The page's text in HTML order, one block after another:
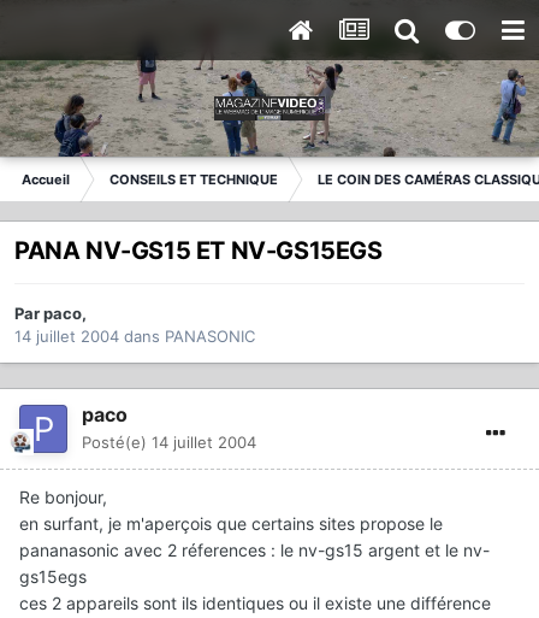
Accueil CONSEILS ET TECHNIQUE LE COIN DES CAMÉRAS
PANA NV-GS15 ET NV-GS15EGS
Parpaco,
14 juillet 2004 dans PANASONIC
paco
Posté(e) 14 juillet 2004
Re bonjour,
en surfant, je m'aperçois que certains sites propose le
pananasonic avec 2 réferences : le nv-gs15 argent et le nv-
gs15egs
ces 2 appareils sont ils identiques ou il existe une différence